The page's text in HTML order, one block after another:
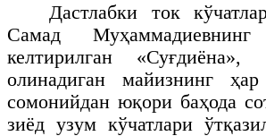
Дастлабки ток
Самад
келтирилган
олинадиган майизнинг
сомонийдан юқори баҳода
зиёд узум кўчатлари